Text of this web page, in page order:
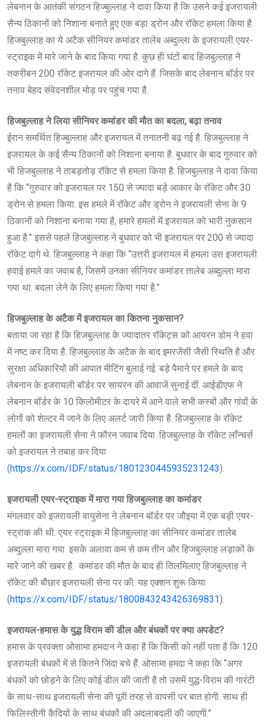
लेबनान के आतंकी संगठन हिज्बुल्लाह ने दावा किया है कि उसने कई इजरायली
सैन्य ठिकानों को निशाना बनाते हुए एक बड़ा ड्रोन और रॉकेट हमला किया है.
हिजबुल्लाह का ये अटैक सीनियर कमांडर तालेब अब्दुल्ला के इजरायली एयर-
स्ट्राइक में मारे जाने के बाद किया गया है. कुछ ही घंटों बाद हिजबुल्लाह ने
तकरीबन 200 रॉकेट इजरायल की ओर दागे हैं. जिसके बाद लेबनान बॉर्डर पर
तनाव बेहद संवेदनशील मोड़ पर पहुंच गया है.
हिजबुल्लाह ने लिया सीनियर कमांडर की मौत का बदला, बढ़ा तनाव
ईरान समर्थित हिज्बुल्लाह और इजरायल में तनातनी बढ़ गई है. हिजबुल्लाह ने
इजरायल के कई सैन्य ठिकानों को निशाना बनाया है. बुधवार के बाद गुरुवार को
भी हिजबुल्लाह ने ताबड़तोड़ रॉकेट से हमला किया है. हिजबुल्लाह ने दावा किया
है कि “गुरुवार को इजरायल पर 150 से ज्यादा बड़े आकार के रॉकेट और 30
ड्रोन से हमला किया. इस हमले में रॉकेट और ड्रोन ने इजरायली सेना के 9
ठिकानों को निशाना बनाया गया है, हमारे हमलों में इजरायल को भारी नुकसान
हुआ है.” इससे पहले हिजबुल्लाह ने बुधवार को भी इजरायल पर 200 से ज्यादा
रॉकेट दागे थे. हिजबुल्लाह ने कहा कि “उत्तरी इजरायल में हमला उस इजरायली
हवाई हमले का जवाब है, जिसमें उनका सीनियर कमांडर तालेब अब्दुल्ला मारा
गया था. बदला लेने के लिए हमला किया गया है.”
हिजबुल्लाह के अटैक में इजरायल का कितना नुकसान?
बताया जा रहा है कि हिजबुल्लाह के ज्यादातर रॉकेट्स को आयरन डोम ने हवा
में नष्ट कर दिया है. हिजबुल्लाह के अटैक के बाद इमरजेंसी जैसी स्थिति है और
सुरक्षा अधिकारियों की आपात मीटिंग बुलाई गई. बड़े पैमाने पर हमले के बाद
लेबनान के इजरायली बॉर्डर पर सायरन की आवाजें सुनाई दीं. आईडीएफ ने
लेबनान बॉर्डर के 10 किलोमीटर के दायरे में आने वाले सभी कस्बों और गांवों के
लोगों को शेल्टर में जाने के लिए अलर्ट जारी किया है. हिजबुल्लाह के रॉकेट
हमलों का इजरायली सेना ने फौरन जवाब दिया. हिजबुल्लाह के रॉकेट लॉंन्चर्स
को इजरायल ने तबाह कर दिया
(https://x.com/IDF/status/1801230445935231243).
इजरायली एयर-स्ट्राइक में मारा गया हिजबुल्लाह का कमांडर
मंगलवार को इजरायली वायुसेना ने लेबनान बॉर्डर पर जौइया में एक बड़ी एयर-
स्ट्राक की थी. एयर स्ट्राइक में हिजबुल्लाह का सीनियर कमांडर तालेब
अब्दुल्ला मारा गया. इसके अलावा कम से कम तीन और हिजबुल्लाह लड़ाकों के
मारे जाने की खबर है. कमांडर की मौत के बाद ही तिलमिलाए हिजबुल्लाह ने
रॉकेट की बौछार इजरायली सेना पर की. यह एक्शन शुरू किया
(https://x.com/IDF/status/1800843243426369831).
इजरायल-हमास के युद्ध विराम की डील और बंधकों पर क्या अपडेट?
हमास के प्रवक्ता ओसामा हमदान ने कहा है कि किसी को नहीं पता है कि 120
इजरायली बंधकों में से कितने जिंदा बचे हैं. ओसामा हमदा ने कहा कि “अगर
बंधकों को छोड़ने के लिए कोई डील की जाती है तो उसमें युद्ध-विराम की गारंटी
के साथ-साथ इजरायली सेना की पूरी तरह से वापसी पर बात होगी. साथ ही
फिलिस्तीनी कैदियों के साथ बंधकों की अदलाबदली की जाएगी.”